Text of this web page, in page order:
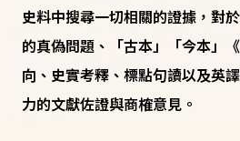
史料中搜尋一切相關的證據，對
的真偽問題、「古本」「今本」
向、史實考釋、標點句讀以及英
力的文獻佐證與商榷意見。